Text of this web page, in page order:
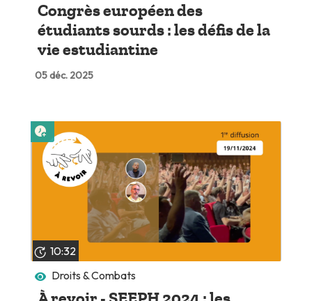
Congrès européen des
étudiants sourds : les défis de la
vie estudiantine
05 déc. 2025
10:32
Droits & Combats